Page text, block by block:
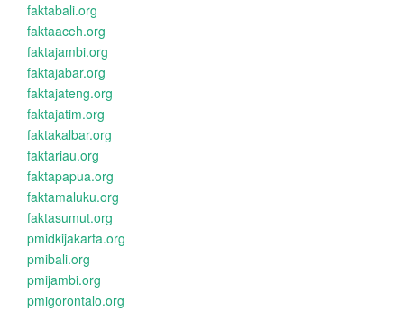
faktabali.org
faktaaceh.org
faktajambi.org
faktajabar.org
faktajateng.org
faktajatim.org
faktakalbar.org
faktariau.org
faktapapua.org
faktamaluku.org
faktasumut.org
pmidkijakarta.org
pmibali.org
pmijambi.org
pmigorontalo.org